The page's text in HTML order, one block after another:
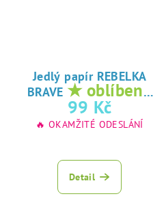
Jedlý papír REBELKA
BRAVE ★ oblíbený
tisk na jedlý
papír
99 Kč
🔥 OKAMŽITÉ ODESLÁNÍ
Detail